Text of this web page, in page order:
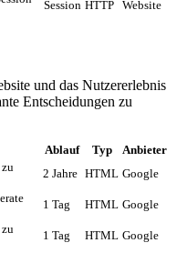
Session HTTP Website
und das Nutzererlebnis
Entscheidungen zu
Ablauf Typ
Anbieter
zu
2 Jahre HTML Google
1 Tag HTML Google
zu
1 Tag HTML Google